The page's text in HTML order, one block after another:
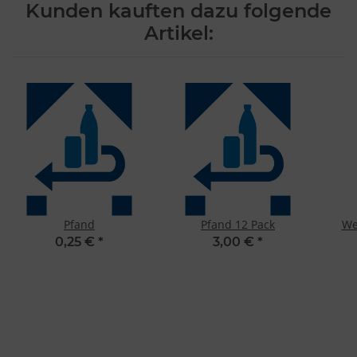
Kunden kauften dazu folgende
Artikel:
Pfand
0,25 € *
Pfand 12 Pack
3,00 € *